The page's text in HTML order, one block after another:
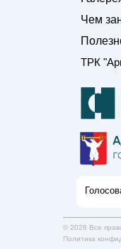
Чем
ТРК
Политика
© 2026 Все